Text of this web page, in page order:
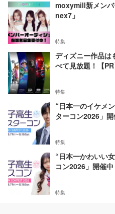
moxymill新メン
nex7」
特集
ディズニー作品は
べて見放題！【PR
特集
“日本一のイケメ
ターコン2026」開
特集
“日本一かわいい
コン2026」開催中
特集